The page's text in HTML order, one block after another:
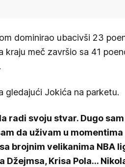
dominirao ubacivši 23
kraju meč završio sa 41
gledajući Jokića na parketu.
radi svoju stvar. Dugo
da uživam u momentima
brojnim velikanima NBA
Džejmsa, Krisa Pola...